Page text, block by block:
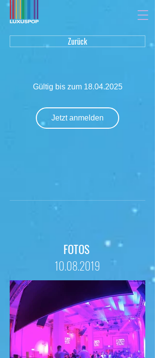
Zurück
Gültig bis zum 18.04.2025
Jetzt anmelden
FOTOS
10.08.2019